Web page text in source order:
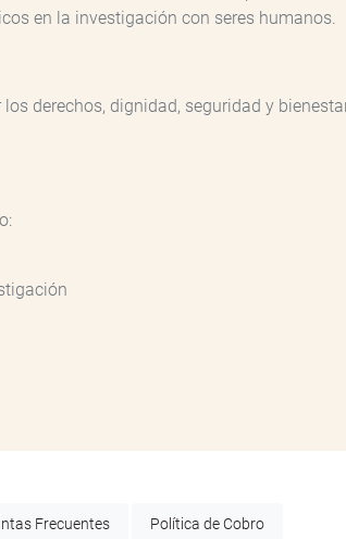
en la investigación con seres humanos.
derechos, dignidad, seguridad y
Frecuentes Política de Cobro